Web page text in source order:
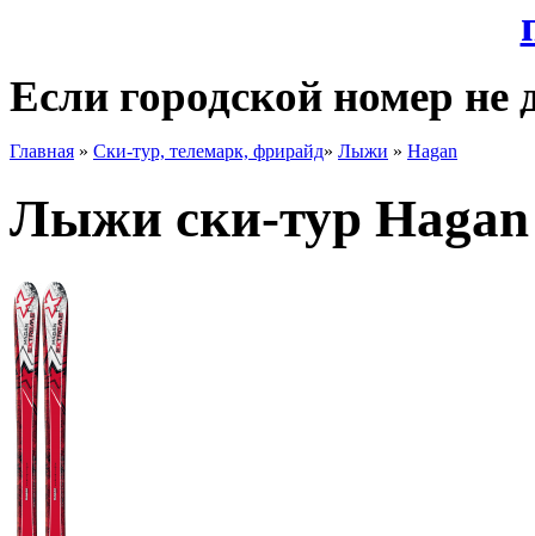
Если городской номер не
Главная » Ски-тур, телемарк, фрирайд» Лыжи » Hagan
Лыжи ски-тур